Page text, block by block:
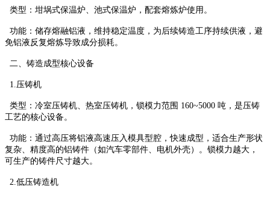
类型：坩埚式保温炉、池式保温炉，配套熔炼炉使用。
功能：储存熔融铝液，维持稳定温度，为后续铸造工序持续供液，避
免铝液反复熔炼导致成分损耗。
二、铸造成型核心设备
1.压铸机
类型：冷室压铸机、热室压铸机，锁模力范围 160~5000 吨，是压铸
工艺的核心设备。
功能：通过高压将铝液高速压入模具型腔，快速成型，适合生产形状
复杂、精度高的铝铸件（如汽车零部件、电机外壳）。锁模力越大，
可生产的铸件尺寸越大。
2.低压铸造机